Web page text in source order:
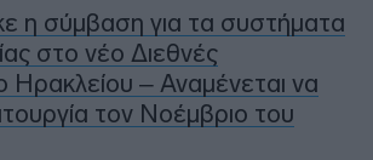
η σύμβαση για τα συστήματα
στο νέο Διεθνές
Ηρακλείου – Αναμένεται να
τον Νοέμβριο του